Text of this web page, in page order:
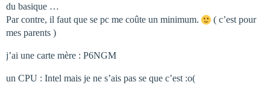
du basique …
Par contre, il faut que se pc me coûte un minimum.
( c’est pour
mes parents )
j’ai une carte mère : P6NGM
un CPU : Intel mais je ne s’ais pas se que c’est :o(